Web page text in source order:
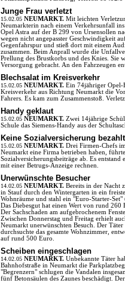
Junge Frau verletzt
15.02.05 NEUMARKT. Mit leichten
Neumarkterin nach einem Verkehrsunfall
Opel Astra auf der B 299 von Ursensollen
wegen nicht angepasster Geschwindigkeit
Gegenfahrspur und stieß dort mit einem
zusammen. Beim Anprall wurde die
Prellung des Brustkorbs und des Knies. Sie
Versorgung gebracht. An den Fahrzeugen
Blechsalat im Kreisverkehr
15.02.05 NEUMARKT. Ein 74jähriger Opel-
Kreisverkehr aus Richtung Neumarkt die
Fahrers. Es kam zum Zusammenstoß.
Handy geklaut
15.02.05 NEUMARKT. Zwei 14jährige
Schule das Siemens-Handy aus der
Keine Sozialversicherung bezahlt
15.02.05 NEUMARKT. Drei Firmen-Chefs
Neumarkt eine Firma betrieben haben,
Sozialversicherungsbeiträge ab. Es
mit einer Betrugs-Anzeige rechnen.
Unerwünschte Besucher
14.02.05 NEUMARKT. Bereits in der Nacht
in Stauf durch den Wintergarten in ein
Wohnräume und stahl ein "Euro-Starter-
Das Diebesgut hat einen Wert von rund 260
Der Sachschaden am aufgebrochenem
Zwischen Donnerstag und Freitag erhielt
Neumarkt unerwünschten Besuch. Der
durchsuchte das gesamte Wohnzimmer,
auf rund 500 Euro.
Scheiben eingeschlagen
14.02.05 NEUMARKT. Unbekannte Täter
Bahnhofstraße in Neumarkt die
"Begrenzern" schlugen die Vandalen
fünf Betonsäulen des Zaunes beschädigt.